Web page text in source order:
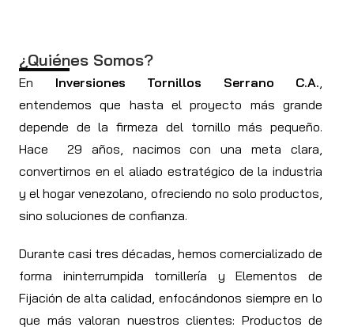
¿Quiénes Somos?
En Inversiones Tornillos Serrano C.A.,
entendemos que hasta el proyecto más grande
depende de la firmeza del tornillo más pequeño.
Hace 29 años, nacimos con una meta clara,
convertirnos en el aliado estratégico de la industria
y el hogar venezolano, ofreciendo no solo productos,
sino soluciones de confianza.
Durante casi tres décadas, hemos comercializado de
forma ininterrumpida tornillería y Elementos de
Fijación de alta calidad, enfocándonos siempre en lo
que más valoran nuestros clientes: Productos de